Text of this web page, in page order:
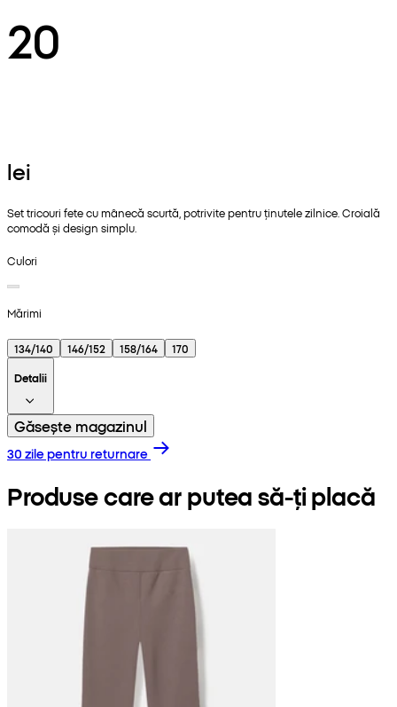
20
lei
Set tricouri fete cu mânecă scurtă, potrivite pentru ținutele zilnice. Croială
comodă și design simplu.
Culori
Mărimi
134/140 146/152 158/164
170
Detalii
Găsește magazinul
30 zile pentru returnare
Produse care ar putea să-ți placă